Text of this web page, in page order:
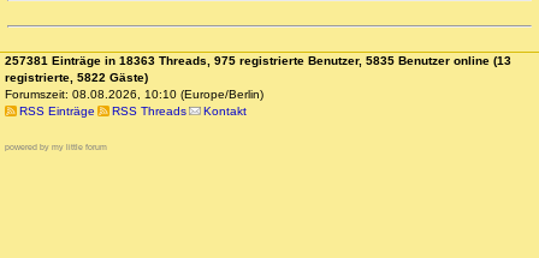
257381 Einträge in 18363 Threads, 975 registrierte Benutzer, 5835 Benutzer online (13
registrierte, 5822 Gäste)
Forumszeit: 08.08.2026, 10:10 (Europe/Berlin)
RSS Einträge
RSS Threads Kontakt
powered by my little forum